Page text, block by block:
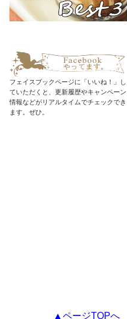
フェイスブックページに「いいね！」し
ていただくと、更新履歴やキャンペーン
情報などがリアルタイムでチェックでき
ます。ぜひ。
▲ページTOPへ